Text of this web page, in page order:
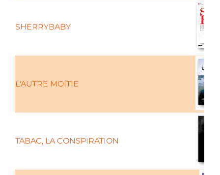
SHERRYBABY
L'AUTRE MOITIE
TABAC, LA CONSPIRATION